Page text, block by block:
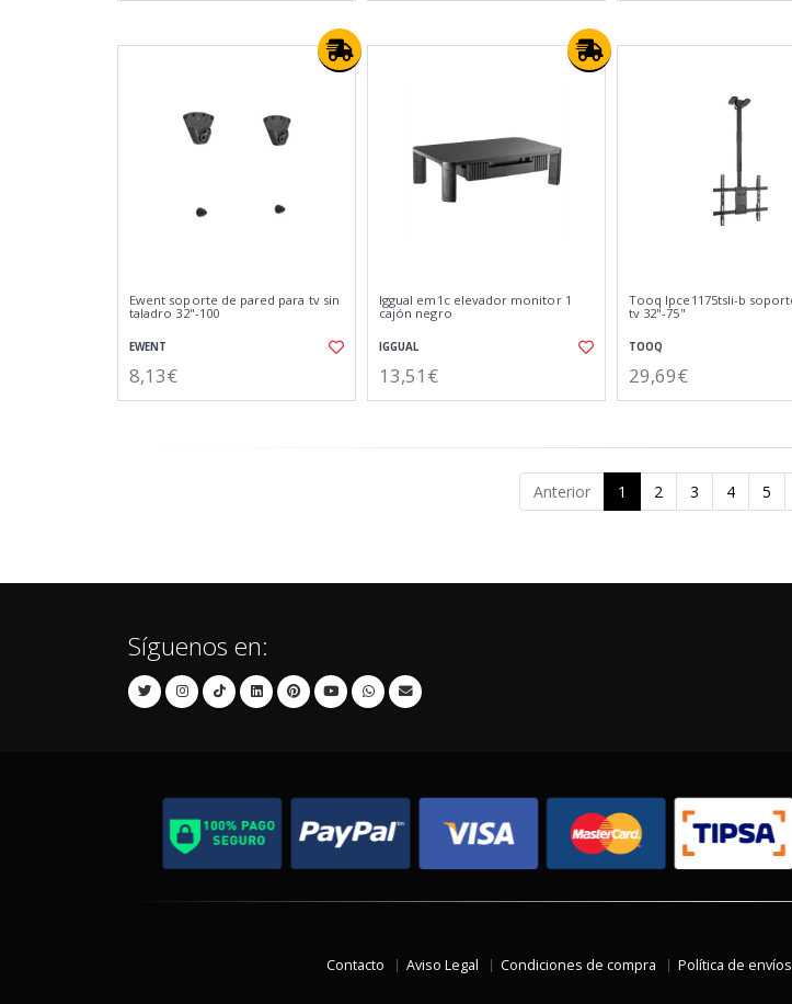
Ewent soporte de pared para tv sin
taladro 32"-100
EWENT
8,13€
Iggual em1c elevador monitor 1
cajón negro
IGGUAL
13,51€
Tooq lpce1175tsli-b
tv 32"-75"
TOOQ
29,69€
Anterior 1 2 3 4 5
Síguenos en:
Contacto Aviso Legal Condiciones de compra Política de envíos